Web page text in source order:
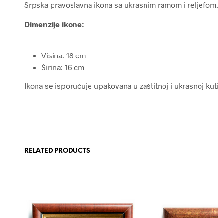
Srpska pravoslavna ikona sa ukrasnim ramom i reljefom.
Dimenzije ikone:
Visina: 18 cm
Širina: 16 cm
Ikona se isporučuje upakovana u zaštitnoj i ukrasnoj
RELATED PRODUCTS